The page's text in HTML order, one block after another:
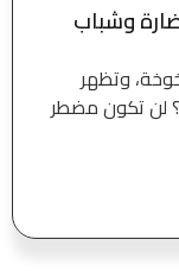
وشباب
وتظهر
لن تكون مضطر